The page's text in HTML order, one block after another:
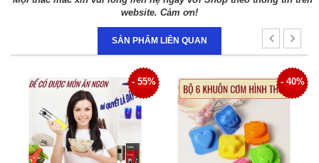
website. Cảm ơn!
SẢN PHẨM LIÊN QUAN
- 40% - 36%